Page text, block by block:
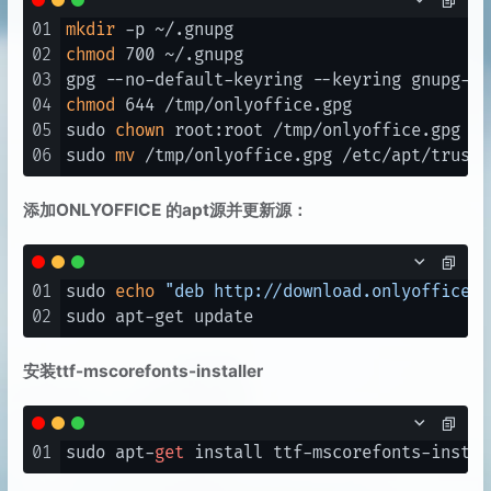
01
02
03
04
05
06
mkdir
chmod 700 ~/.gnupg
chmod 644 /tmp/onlyoffice.gpg
sudo chown root:root /tmp/onlyoffice.gpg
sudo mv
添加ONLYOFFICE 的apt源并更新源：
01
02
sudo echo "deb http://
安装ttf-mscorefonts-installer
01 sudo apt-get